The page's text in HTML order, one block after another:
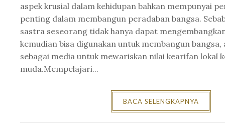
aspek krusial dalam kehidupan bahkan mempunyai
penting dalam membangun peradaban bangsa.
sastra seseorang tidak hanya dapat
kemudian bisa digunakan untuk membangun
sebagai media untuk mewariskan nilai kearifan lokal
muda.Mempelajari...
BACA SELENGKAPNYA